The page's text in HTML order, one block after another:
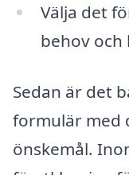
Välja det
behov och
Sedan är det
formulär med
önskemål.